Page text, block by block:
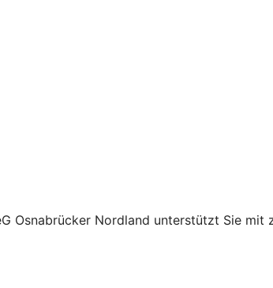
Osnabrücker Nordland unterstützt Sie mit